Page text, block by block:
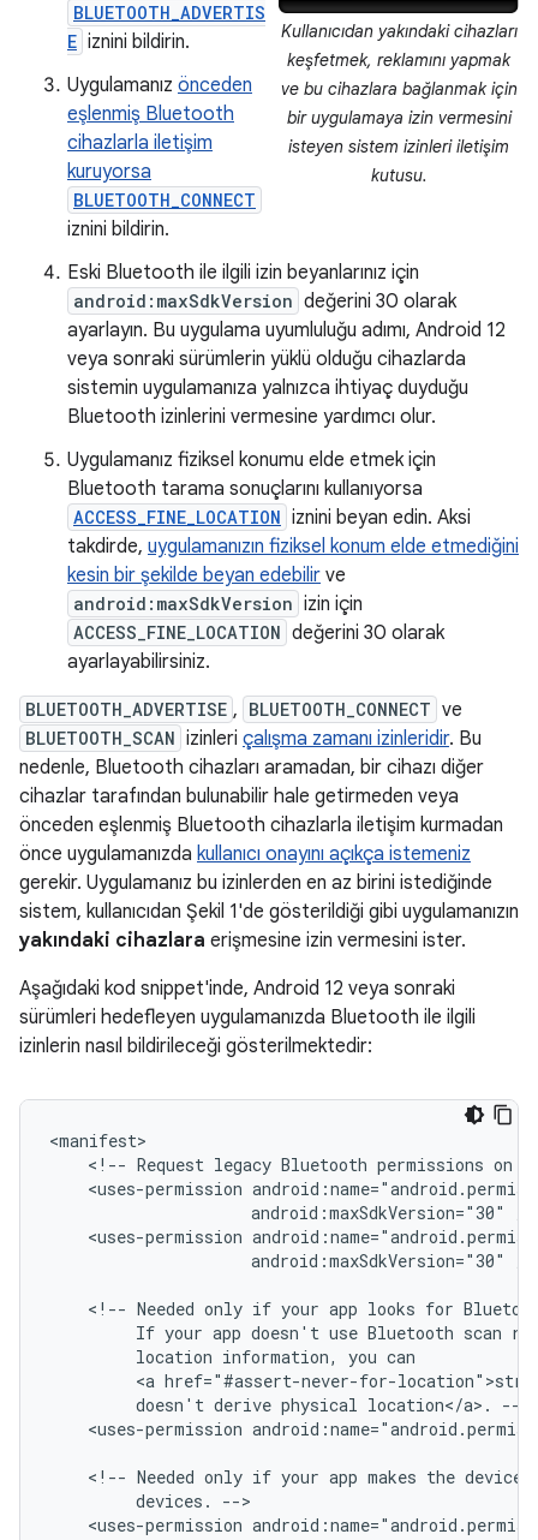
Kullanıcıdan yakındaki cihazları
keşfetmek, reklamını yapmak
ve bu cihazlara bağlanmak için
bir uygulamaya izin vermesini
isteyen sistem izinleri iletişim
kutusu.
BLUETOOTH_ADVERTIS
E iznini bildirin.
Uygulamanız önceden
eşlenmiş Bluetooth
cihazlarla iletişim
kuruyorsa
BLUETOOTH_CONNECT
iznini bildirin.
Eski Bluetooth ile ilgili izin beyanlarınız için
android:maxSdkVersion değerini 30 olarak
ayarlayın. Bu uygulama uyumluluğu adımı, Android 12
veya sonraki sürümlerin yüklü olduğu cihazlarda
sistemin uygulamanıza yalnızca ihtiyaç duyduğu
Bluetooth izinlerini vermesine yardımcı olur.
Uygulamanız fiziksel konumu elde etmek için
Bluetooth tarama sonuçlarını kullanıyorsa
ACCESS_FINE_LOCATION iznini beyan edin. Aksi
takdirde, uygulamanızın fiziksel konum elde etmediğini
kesin bir şekilde beyan edebilir ve
android:maxSdkVersion izin için
ACCESS_FINE_LOCATION değerini 30 olarak
ayarlayabilirsiniz.
BLUETOOTH_ADVERTISE , BLUETOOTH_CONNECT ve
BLUETOOTH_SCAN izinleri çalışma zamanı izinleridir. Bu
nedenle, Bluetooth cihazları aramadan, bir cihazı diğer
cihazlar tarafından bulunabilir hale getirmeden veya
önceden eşlenmiş Bluetooth cihazlarla iletişim kurmadan
önce uygulamanızda kullanıcı onayını açıkça istemeniz
gerekir. Uygulamanız bu izinlerden en az birini istediğinde
sistem, kullanıcıdan Şekil 1'de gösterildiği gibi uygulamanızın
yakındaki cihazlara erişmesine izin vermesini ister.
Aşağıdaki kod snippet'inde, Android 12 veya sonraki
sürümleri hedefleyen uygulamanızda Bluetooth ile ilgili
izinlerin nasıl bildirileceği gösterilmektedir:
<!-- Request legacy Bluetooth permissions on
<uses-permission
android:maxSdkVersion="30"
<uses-permission
android:maxSdkVersion="30"
<!-- Needed only if your app looks for
If your app doesn't use Bluetooth scan
location information, you
<a href="#assert-never-for-
doesn't derive physical location</a>.
<uses-permission
<!-- Needed only if your app makes the device
devices.
<uses-permission